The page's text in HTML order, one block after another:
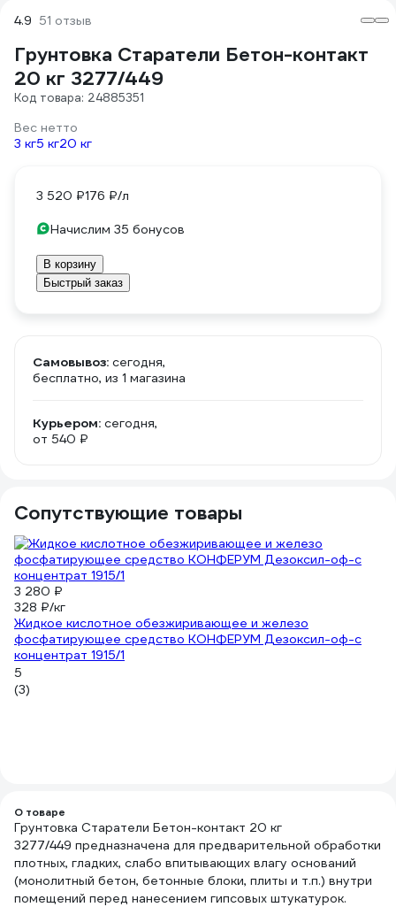
4.9 51 отзыв
Грунтовка Старатели Бетон-контакт
20 кг 3277/449
Код товара: 24885351
Вес нетто
3 кг5 кг20 кг
3 520 ₽176 ₽/л
Начислим 35 бонусов
В корзину
Быстрый заказ
Самовывоз: сегодня,
бесплатно, из 1 магазина
Курьером: сегодня,
от 540 ₽
Сопутствующие товары
3 280 ₽
328 ₽/кг
Жидкое кислотное обезжиривающее и железо
фосфатирующее средство КОНФЕРУМ Дезоксил-оф-с
концентрат 1915/1
5
(3)
О товаре
Грунтовка Старатели Бетон-контакт 20 кг
3277/449 предназначена для предварительной обработки
плотных, гладких, слабо впитывающих влагу оснований
(монолитный бетон, бетонные блоки, плиты и т.п.) внутри
помещений перед нанесением гипсовых штукатурок.